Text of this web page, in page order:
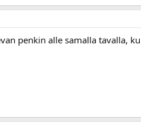
penkin alle samalla tavalla,